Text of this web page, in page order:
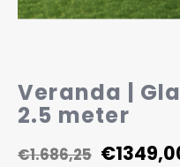
Veranda |
2.5 meter
€1.686,25